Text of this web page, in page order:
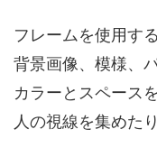
フレームを使用する
背景画像、模様、
カラーとスペース
人の視線を集めた